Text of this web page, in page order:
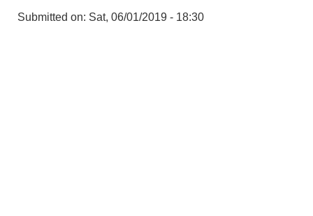
Submitted on: Sat, 06/01/2019 - 18:30